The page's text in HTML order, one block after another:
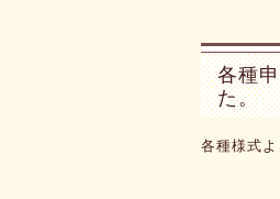
各種
た。
各種様式